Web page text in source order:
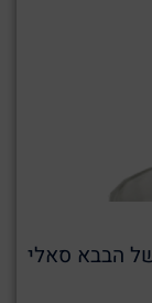
הבבא סאלי